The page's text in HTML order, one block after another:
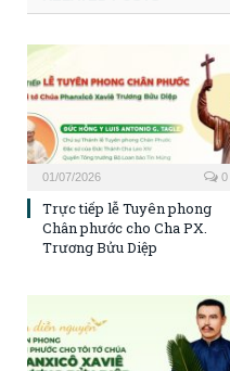
01/07/2026 0
Trực tiếp lễ Tuyên phong
Chân phước cho Cha PX.
Trương Bửu Diệp